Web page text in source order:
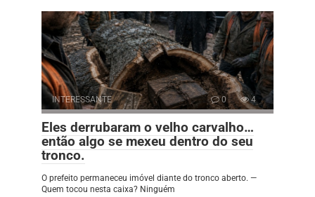
INTERESSANTE 0 4
Eles derrubaram o velho carvalho…
então algo se mexeu dentro do seu
tronco.
O prefeito permaneceu imóvel diante do tronco aberto. —
Quem tocou nesta caixa? Ninguém